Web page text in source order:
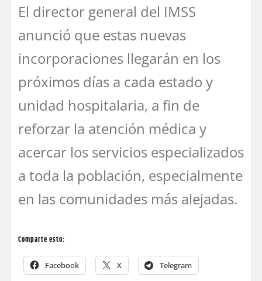
El director general del IMSS
anunció que estas nuevas
incorporaciones llegarán en los
próximos días a cada estado y
unidad hospitalaria, a fin de
reforzar la atención médica y
acercar los servicios especializados
a toda la población, especialmente
en las comunidades más alejadas.
Comparte esto:
Facebook X Telegram